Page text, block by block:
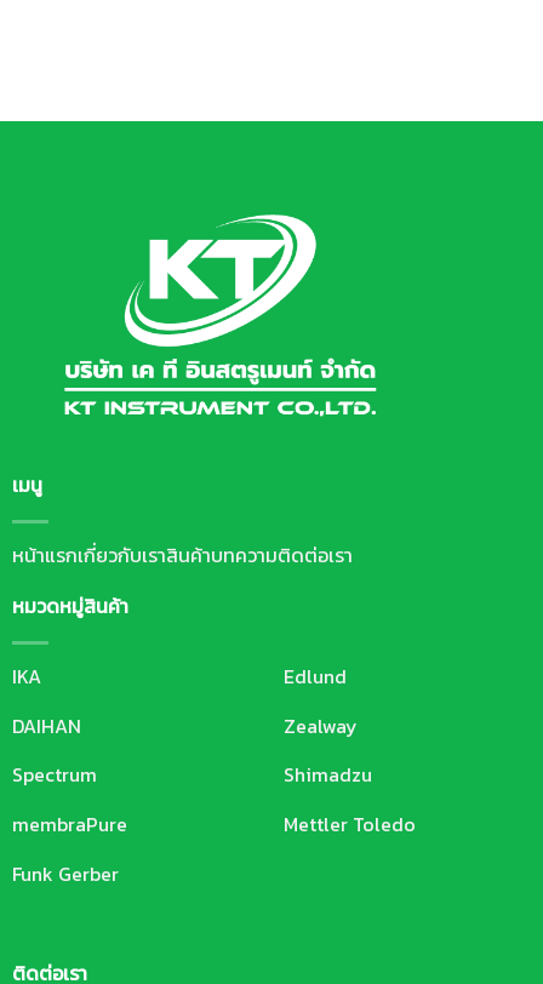
เมนู
หน้าแรกเกี่ยวกับเราสินค้าบทความติดต่อเรา
หมวดหมู่สินค้า
IKA
DAIHAN
Spectrum
membraPure
Funk Gerber
Edlund
Zealway
Shimadzu
Mettler Toledo
ติดต่อเรา